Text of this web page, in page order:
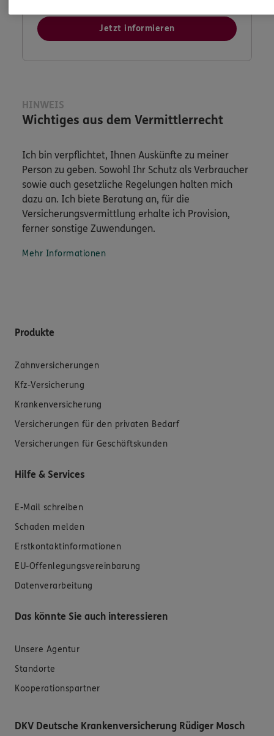
Jetzt informieren
HINWEIS
Wichtiges aus dem Vermittlerrecht
Ich bin verpflichtet, Ihnen Auskünfte zu meiner
Person zu geben. Sowohl Ihr Schutz als Verbraucher
sowie auch gesetzliche Regelungen halten mich
dazu an. Ich biete Beratung an, für die
Versicherungsvermittlung erhalte ich Provision,
ferner sonstige Zuwendungen.
Mehr Informationen
Produkte
Zahnversicherungen
Kfz-Versicherung
Krankenversicherung
Versicherungen für den privaten Bedarf
Versicherungen für Geschäftskunden
Hilfe & Services
E-Mail schreiben
Schaden melden
Erstkontaktinformationen
EU-Offenlegungsvereinbarung
Datenverarbeitung
Das könnte Sie auch interessieren
Unsere Agentur
Standorte
Kooperationspartner
DKV Deutsche Krankenversicherung Rüdiger Mosch